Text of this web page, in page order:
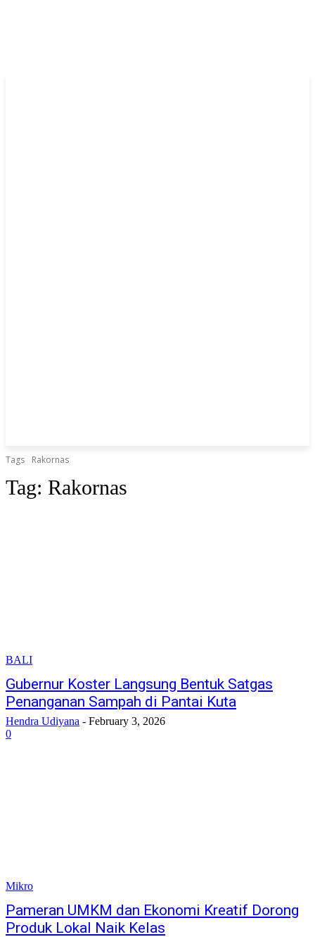
Tags Rakornas
Tag: Rakornas
BALI
Gubernur Koster Langsung Bentuk Satgas
Penanganan Sampah di Pantai Kuta
Hendra Udiyana - February 3, 2026
0
Mikro
Pameran UMKM dan Ekonomi Kreatif Dorong
Produk Lokal Naik Kelas